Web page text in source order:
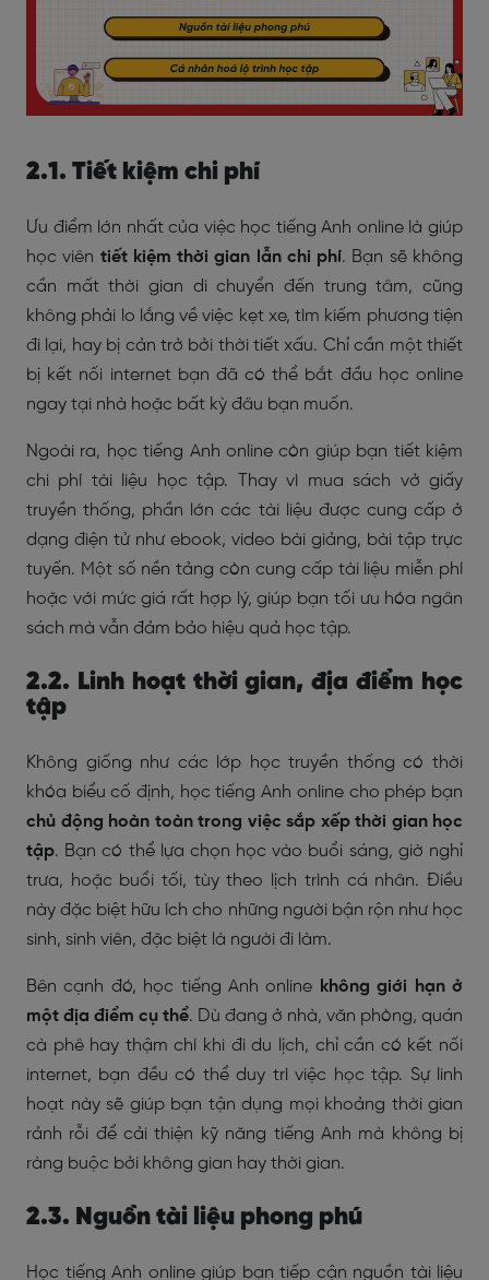
2.1. Tiết kiệm chi phí
Ưu điểm lớn nhất của việc học tiếng Anh online là giúp
học viên tiết kiệm thời gian lẫn chi phí. Bạn sẽ không
cần mất thời gian di chuyển đến trung tâm, cũng
không phải lo lắng về việc kẹt xe, tìm kiếm phương tiện
đi lại, hay bị cản trở bởi thời tiết xấu. Chỉ cần một thiết
bị kết nối internet bạn đã có thể bắt đầu học online
ngay tại nhà hoặc bất kỳ đâu bạn muốn.
Ngoài ra, học tiếng Anh online còn giúp bạn tiết kiệm
chi phí tài liệu học tập. Thay vì mua sách vở giấy
truyền thống, phần lớn các tài liệu được cung cấp ở
dạng điện tử như ebook, video bài giảng, bài tập trực
tuyến. Một số nền tảng còn cung cấp tài liệu miễn phí
hoặc với mức giá rất hợp lý, giúp bạn tối ưu hóa ngân
sách mà vẫn đảm bảo hiệu quả học tập.
2.2. Linh hoạt thời gian, địa điểm học
tập
Không giống như các lớp học truyền thống có thời
khóa biểu cố định, học tiếng Anh online cho phép bạn
chủ động hoàn toàn trong việc sắp xếp thời gian học
tập. Bạn có thể lựa chọn học vào buổi sáng, giờ nghỉ
trưa, hoặc buổi tối, tùy theo lịch trình cá nhân. Điều
này đặc biệt hữu ích cho những người bận rộn như học
sinh, sinh viên, đặc biệt là người đi làm.
Bên cạnh đó, học tiếng Anh online không giới hạn ở
một địa điểm cụ thể. Dù đang ở nhà, văn phòng, quán
cà phê hay thậm chí khi đi du lịch, chỉ cần có kết nối
internet, bạn đều có thể duy trì việc học tập. Sự linh
hoạt này sẽ giúp bạn tận dụng mọi khoảng thời gian
rảnh rỗi để cải thiện kỹ năng tiếng Anh mà không bị
ràng buộc bởi không gian hay thời gian.
2.3. Nguồn tài liệu phong phú
Học tiếng Anh online giúp bạn tiếp cận nguồn tài liệu